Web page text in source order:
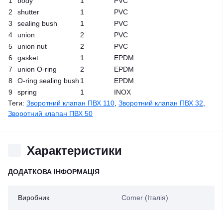
2
shutter 1
PVC
3
sealing bush 1
PVC
4
union 2
PVC
5
union nut 2
PVC
6
gasket 1
EPDM
7
union O-ring 2
EPDM
8
O-ring sealing bush 1
EPDM
9
spring 1
INOX
Теги: Зворотний клапан ПВХ 110 Зворотний клапан ПВХ 32
Зворотний клапан ПВХ 50
Характеристики
ДОДАТКОВА ІНФОРМАЦІЯ
Виробник Comer (Італія)